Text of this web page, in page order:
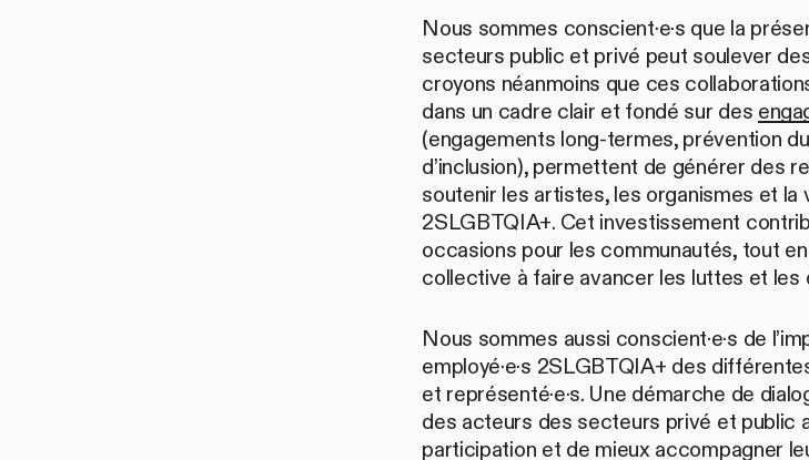
Nous sommes conscient·e·s que la
secteurs public et privé peut soulever
croyons néanmoins que ces
dans un cadre clair et fondé sur des
(engagements long-termes, prévention
d’inclusion), permettent de générer des
soutenir les artistes, les organismes et
2SLGBTQIA+. Cet investissement
occasions pour les communautés, tout
collective à faire avancer les luttes et les
Nous sommes aussi conscient·e·s de
employé·e·s 2SLGBTQIA+ des
et représenté·e·s. Une démarche de
des acteurs des secteurs privé et public
participation et de mieux accompagner